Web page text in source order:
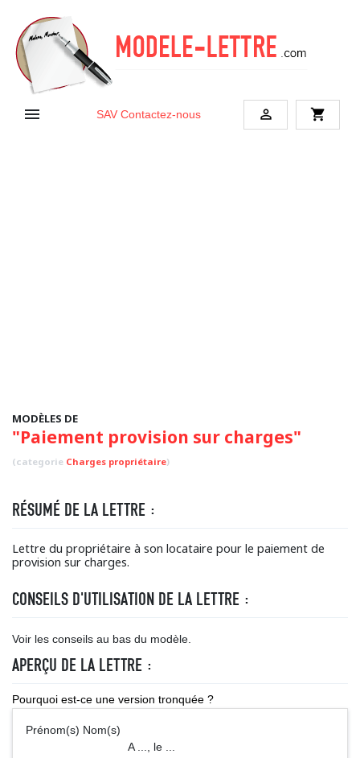
 SAV Contactez-nous  shopping_cart
MODÈLES DE
"Paiement provision sur charges"
(categorie Charges propriétaire)
RÉSUMÉ DE LA LETTRE :
Lettre du propriétaire à son locataire pour le paiement de
provision sur charges.
CONSEILS D'UTILISATION DE LA LETTRE :
Voir les conseils au bas du modèle.
APERÇU DE LA LETTRE :
Pourquoi est-ce une version tronquée ?
Prénom(s) Nom(s)
A ..., le ...